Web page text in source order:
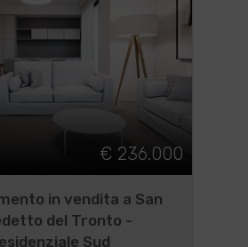
€ 236.000
in vendita a San
del Tronto -
Sud